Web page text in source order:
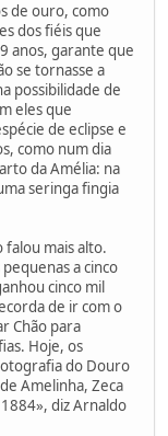
de ouro, como
dos fiéis que
anos, garante que
se tornasse a
possibilidade de
eles que
de eclipse e
como num dia
da Amélia: na
seringa fingia
falou mais alto.
a cinco
cinco mil
de ir com o
Chão para
Hoje, os
do Douro
Amelinha, Zeca
diz Arnaldo